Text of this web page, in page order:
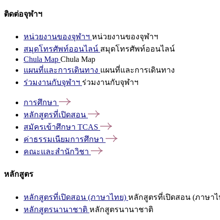
ติดต่อจุฬาฯ
หน่วยงานของจุฬาฯ หน่วยงานของจุฬาฯ
สมุดโทรศัพท์ออนไลน์ สมุดโทรศัพท์ออนไลน์
Chula Map Chula Map
แผนที่และการเดินทาง แผนที่และการเดินทาง
ร่วมงานกับจุฬาฯ ร่วมงานกับจุฬาฯ
การศึกษา
หลักสูตรที่เปิดสอน
สมัครเข้าศึกษา TCAS
ค่าธรรมเนียมการศึกษา
คณะและสำนักวิชา
หลักสูตร
หลักสูตรที่เปิดสอน (ภาษาไทย) หลักสูตรที่เปิดสอน (ภาษาไ
หลักสูตรนานาชาติ หลักสูตรนานาชาติ